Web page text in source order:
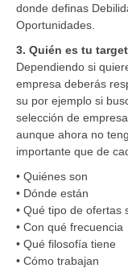
donde definas
Oportunidades.
3. Quién es tu target
Dependiendo si
empresa deberás
su por ejemplo si
selección de
aunque ahora no
importante que de
• Quiénes son
• Dónde están
• Qué tipo de ofertas
• Con qué frecuencia
• Qué filosofía tiene
• Cómo trabajan